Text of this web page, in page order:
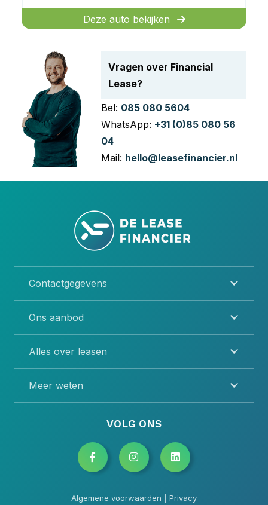
Deze auto bekijken
Vragen over Financial
Lease?
Bel: 085 080 5604
WhatsApp: +31 (0)85 080 56
04
Mail: hello@leasefinancier.nl
Contactgegevens
Ons aanbod
Alles over leasen
Meer weten
VOLG ONS
Algemene voorwaarden Privacy